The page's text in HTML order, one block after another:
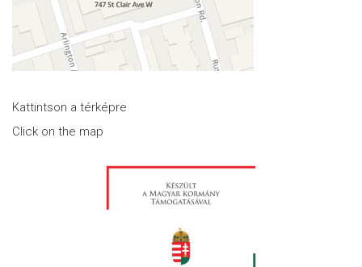
Kattintson a térképre
Click on the map